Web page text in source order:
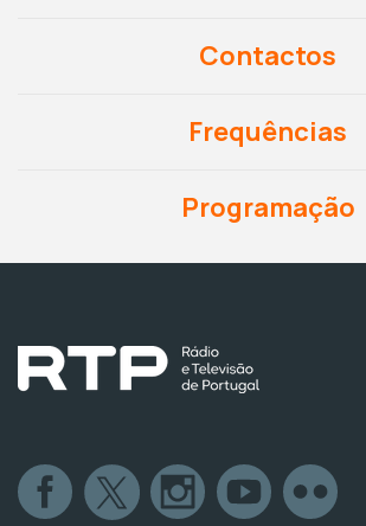
Contactos
Frequências
Programação